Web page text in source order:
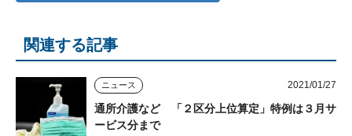
関連する記事
ニュース 2021/01/27
通所介護など 「２区分上位算定」特例は３月サ
ービス分まで